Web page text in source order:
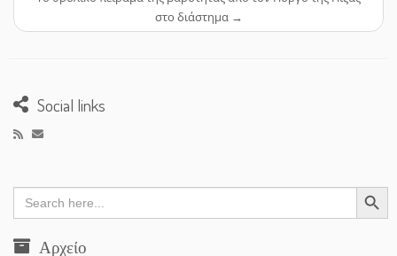
στο διάστημα →
Social links
Search
for:
Search Button
Αρχείο